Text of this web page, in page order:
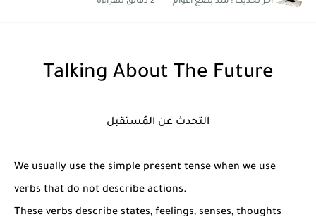
Talking About The Future
التحدث عن المُستقبل
We usually use the simple present tense when we use
verbs that do not describe actions.
These verbs describe states, feelings, senses, thoughts